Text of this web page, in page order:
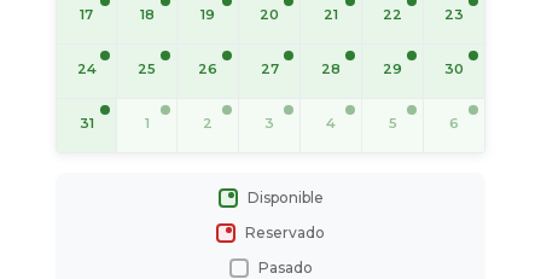
17 18 19 20 21 22 23
24 25 26 27 28 29 30
31 1 2 3 4 5 6
Disponible
Reservado
Pasado